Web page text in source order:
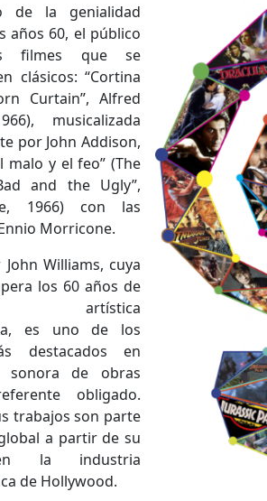
de la genialidad
años 60, el público
filmes que se
clásicos: “Cortina
Curtain”, Alfred
musicalizada
por John Addison,
malo y el feo” (The
and the Ugly”,
1966) con las
Morricone.
Williams, cuya
los 60 años de
artística
es uno de los
destacados en
sonora de obras
obligado.
trabajos son parte
a partir de su
la industria
de Hollywood.